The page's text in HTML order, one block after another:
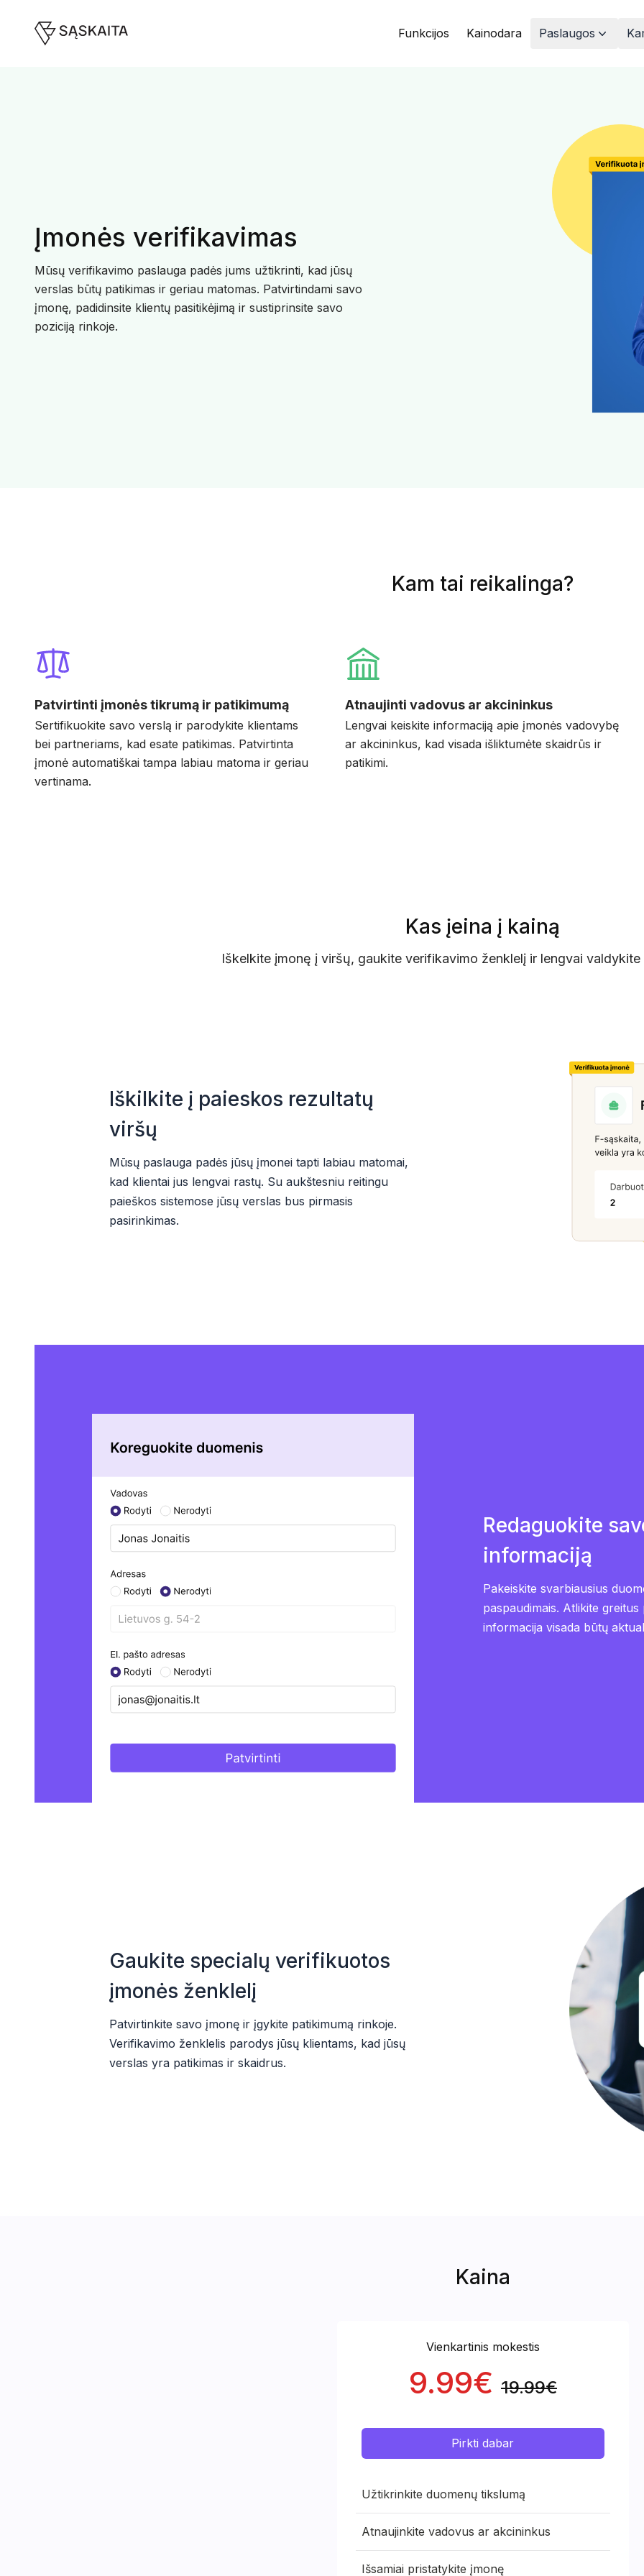
Funkcijos Kainodara Paslaugos
Įmonės verifikavimas
Mūsų verifikavimo paslauga padės jums užtikrinti, kad jūsų
verslas būtų patikimas ir geriau matomas. Patvirtindami savo
įmonę, padidinsite klientų pasitikėjimą ir sustiprinsite savo
poziciją rinkoje.
Kam tai reikalinga?
Patvirtinti įmonės tikrumą ir patikimumą
Sertifikuokite savo verslą ir parodykite klientams
bei partneriams, kad esate patikimas. Patvirtinta
įmonė automatiškai tampa labiau matoma ir geriau
vertinama.
Atnaujinti vadovus ar akcininkus
Lengvai keiskite informaciją apie įmonės vadovybę
ar akcininkus, kad visada išliktumėte skaidrūs ir
patikimi.
Kas įeina į kainą
Iškelkite įmonę į viršų, gaukite verifikavimo ženklelį ir lengvai
Iškilkite į paieskos rezultatų
viršų
Mūsų paslauga padės jūsų įmonei tapti labiau matomai,
kad klientai jus lengvai rastų. Su aukštesniu reitingu
paieškos sistemose jūsų verslas bus pirmasis
pasirinkimas.
Redaguokite
informaciją
Pakeiskite svarbiausius
paspaudimais. Atlikite
informacija visada būtų
Gaukite specialų verifikuotos
įmonės ženklelį
Patvirtinkite savo įmonę ir įgykite patikimumą rinkoje.
Verifikavimo ženklelis parodys jūsų klientams, kad jūsų
verslas yra patikimas ir skaidrus.
Kaina
Vienkartinis mokestis
9.99€ 19.99€
Pirkti dabar
Užtikrinkite duomenų tikslumą
Atnaujinkite vadovus ar akcininkus
Išsamiai pristatykite įmonę